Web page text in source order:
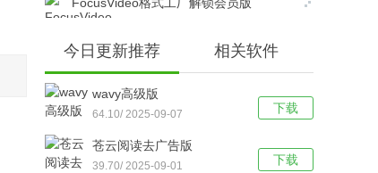
今日更新推荐 相关软件
下载
wavy高级版
64.10/ 2025-09-07
下载
苍云阅读去广告版
39.70/ 2025-09-01